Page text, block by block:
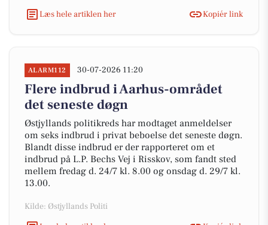
Læs hele artiklen her
Kopiér link
ALARM112 30-07-2026 11:20
Flere indbrud i Aarhus-området
det seneste døgn
Østjyllands politikreds har modtaget anmeldelser
om seks indbrud i privat beboelse det seneste døgn.
Blandt disse indbrud er der rapporteret om et
indbrud på L.P. Bechs Vej i Risskov, som fandt sted
mellem fredag d. 24/7 kl. 8.00 og onsdag d. 29/7 kl.
13.00.
Kilde: Østjyllands Politi